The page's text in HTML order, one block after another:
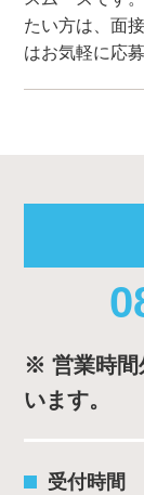
たい方は、面
はお気軽に応
※ 営業時間
います。
受付時間